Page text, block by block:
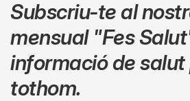
Subscriu-te al
mensual "Fes
informació de salut
tothom.